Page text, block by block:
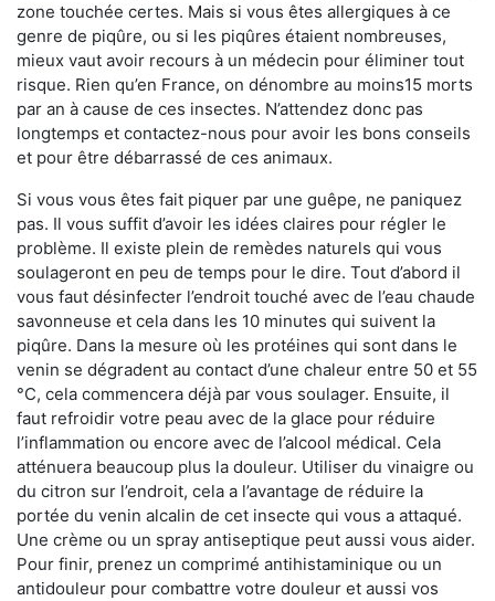
zone touchée certes. Mais si vous êtes allergiques à ce
genre de piqûre, ou si les piqûres étaient nombreuses,
mieux vaut avoir recours à un médecin pour éliminer tout
risque. Rien qu’en France, on dénombre au moins15 morts
par an à cause de ces insectes. N’attendez donc pas
longtemps et contactez-nous pour avoir les bons conseils
et pour être débarrassé de ces animaux.
Si vous vous êtes fait piquer par une guêpe, ne paniquez
pas. Il vous suffit d’avoir les idées claires pour régler le
problème. Il existe plein de remèdes naturels qui vous
soulageront en peu de temps pour le dire. Tout d’abord il
vous faut désinfecter l’endroit touché avec de l’eau chaude
savonneuse et cela dans les 10 minutes qui suivent la
piqûre. Dans la mesure où les protéines qui sont dans le
venin se dégradent au contact d’une chaleur entre 50 et 55
°C, cela commencera déjà par vous soulager. Ensuite, il
faut refroidir votre peau avec de la glace pour réduire
l’inflammation ou encore avec de l’alcool médical. Cela
atténuera beaucoup plus la douleur. Utiliser du vinaigre ou
du citron sur l’endroit, cela a l’avantage de réduire la
portée du venin alcalin de cet insecte qui vous a attaqué.
Une crème ou un spray antiseptique peut aussi vous aider.
Pour finir, prenez un comprimé antihistaminique ou un
antidouleur pour combattre votre douleur et aussi vos